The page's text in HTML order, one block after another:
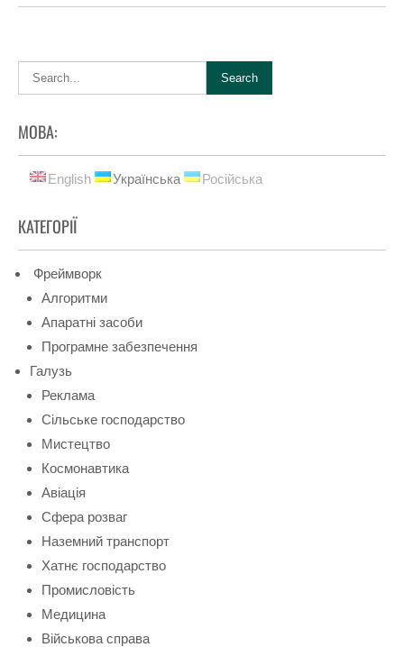
МОВА:
English Українська Російська
КАТЕГОРІЇ
Фреймворк
Алгоритми
Апаратні засоби
Програмне забезпечення
Галузь
Реклама
Сільське господарство
Мистецтво
Космонавтика
Авіація
Сфера розваг
Наземний транспорт
Хатнє господарство
Промисловість
Медицина
Військова справа